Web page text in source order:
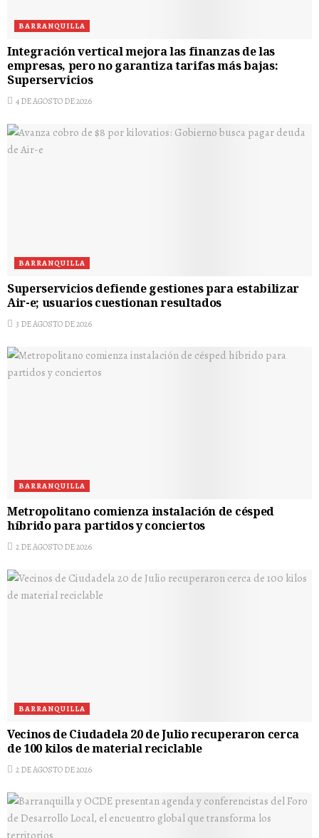
BARRANQUILLA
Integración vertical mejora las finanzas de las
empresas, pero no garantiza tarifas más bajas:
Superservicios
4 DE AGOSTO DE 2026
BARRANQUILLA
Superservicios defiende gestiones para estabilizar
Air-e; usuarios cuestionan resultados
3 DE AGOSTO DE 2026
BARRANQUILLA
Metropolitano comienza instalación de césped
híbrido para partidos y conciertos
2 DE AGOSTO DE 2026
BARRANQUILLA
Vecinos de Ciudadela 20 de Julio recuperaron cerca
de 100 kilos de material reciclable
2 DE AGOSTO DE 2026